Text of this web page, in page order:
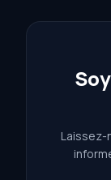
Laissez-